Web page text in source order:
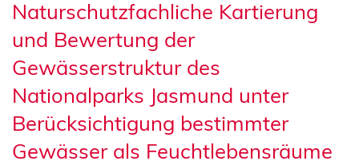
Naturschutzfachliche Kartierung
und Bewertung der
Gewässerstruktur des
Nationalparks Jasmund unter
Berücksichtigung bestimmter
Gewässer als Feuchtlebensräume